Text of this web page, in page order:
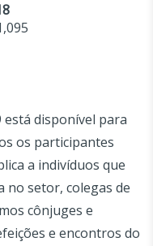
está disponível para
os participantes
a indivíduos que
no setor, colegas de
cônjuges e
e encontros do